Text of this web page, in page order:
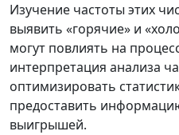
Изучение частоты этих
выявить «горячие» и
могут повлиять на
интерпретация анализа
оптимизировать
предоставить
выигрышей.